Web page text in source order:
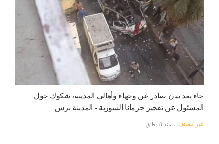
جاء بعد بيان صادر عن وجهاء وأهالي المدينة، شكوك حول
المسئول عن تفجير جرمانا السورية - المدينة برس
غير مصنف منذ 8 دقائق